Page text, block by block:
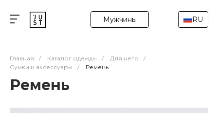
Мужчины RU
Главная / Каталог одежды / Для него
/
Сумки и аксессуары
/ Ремень
Ремень